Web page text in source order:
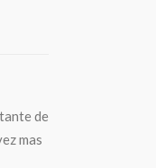
de
mas